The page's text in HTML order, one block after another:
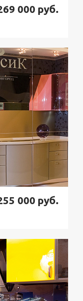
000 руб.
стоимость
000 руб.
стоимость